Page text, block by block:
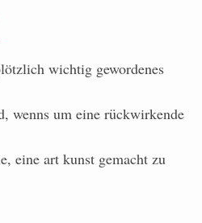
wichtig gewordenes
wenns um eine rückwirkende
eine art kunst gemacht zu